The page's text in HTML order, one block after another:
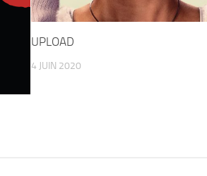
UPLOAD
4 JUIN 2020